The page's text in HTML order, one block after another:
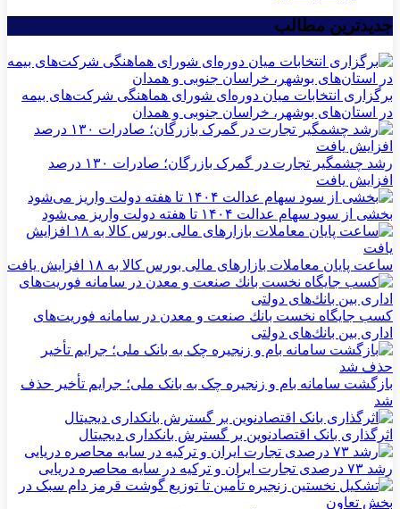
جدیدترین مطالب
برگزاری انتخابات میان دوره‌ای شورای هماهنگی شرکت‌های بیمه
در استان‌های بوشهر، خراسان جنوبی و همدان
رشد چشمگیر تجارت در گمرک بازرگان؛ صادرات ۱۳۰ درصد
افزایش یافت
بخشی از سود سهام عدالت ۱۴۰۴ تا هفته دولت واریز می‌شود
ساعت پایان معاملات بازارهای مالی بورس کالا به ۱۸ افزایش یافت
كسب جایگاه نخست بانك صنعت و معدن در سامانه فوریت‌های
اداری بین بانك‌های دولتی
بازگشت سامانه بام و زنجیره چک به بانک ملی؛ جرایم تأخیر حذف
شد
اثرگذاری بانک اقتصادنوین بر گسترش بانکداری دیجیتال
رشد ۷۳ درصدی تجارت ایران و ترکیه در سایه محاصره دریایی